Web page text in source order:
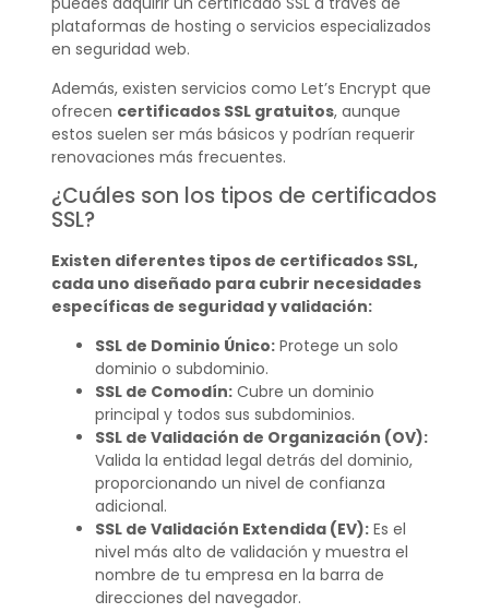
plataformas de hosting o servicios especializados
en seguridad web.
Además, existen servicios como Let’s Encrypt que
ofrecen certificados SSL gratuitos, aunque
estos suelen ser más básicos y podrían requerir
renovaciones más frecuentes.
¿Cuáles son los tipos de certificados
SSL?
Existen diferentes tipos de certificados SSL,
cada uno diseñado para cubrir necesidades
específicas de seguridad y validación:
SSL de Dominio Único:Protege un solo
dominio o subdominio.
SSL de Comodín:Cubre un dominio
principal y todos sus subdominios.
SSL de Validación de Organización (OV):
Valida la entidad legal detrás del dominio,
proporcionando un nivel de confianza
adicional.
SSL de Validación Extendida (EV):Es el
nivel más alto de validación y muestra el
nombre de tu empresa en la barra de
direcciones del navegador.